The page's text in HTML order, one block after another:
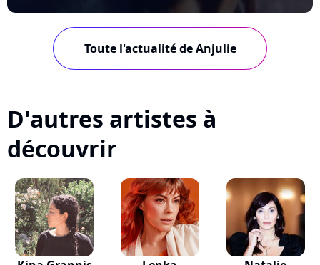
Toute l'actualité de Anjulie
D'autres artistes à
découvrir